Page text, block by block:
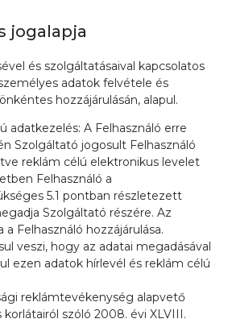
jogalapja
és szolgáltatásaival kapcsolatos
adatok felvétele és
hozzájárulásán, alapul.
adatkezelés: A Felhasználó erre
Szolgáltató jogosult Felhasználó
reklám célú elektronikus levelet
Felhasználó a
5.1 pontban részletezett
Szolgáltató részére. Az
a Felhasználó hozzájárulása.
veszi, hogy az adatai megadásával
ezen adatok hírlevél és reklám célú
reklámtevékenység alapvető
szóló 2008. évi XLVIII.